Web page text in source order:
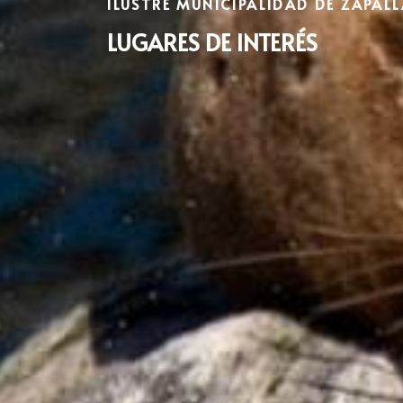
ILUSTRE MUNICIPALIDAD DE
LUGARES DE INTERÉS